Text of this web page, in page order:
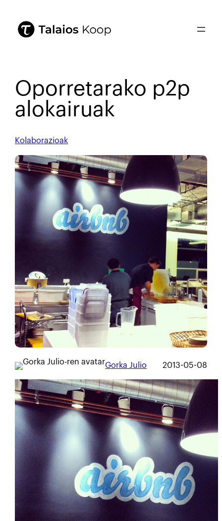
Oporretarako p2p
alokairuak
Kolaborazioak
Gorka Julio 2013-05-08